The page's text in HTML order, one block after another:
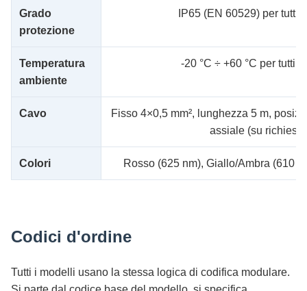
Grado
protezione
IP65 (EN 60529) per tutti
Temperatura
ambiente
-20 °C ÷ +60 °C per tutti i
Cavo
Fisso 4×0,5 mm², lunghezza 5 m,
assiale (su
Colori Rosso (625 nm), Giallo/Ambra (610
Codici d'ordine
Tutti i modelli usano la stessa logica di codifica modulare.